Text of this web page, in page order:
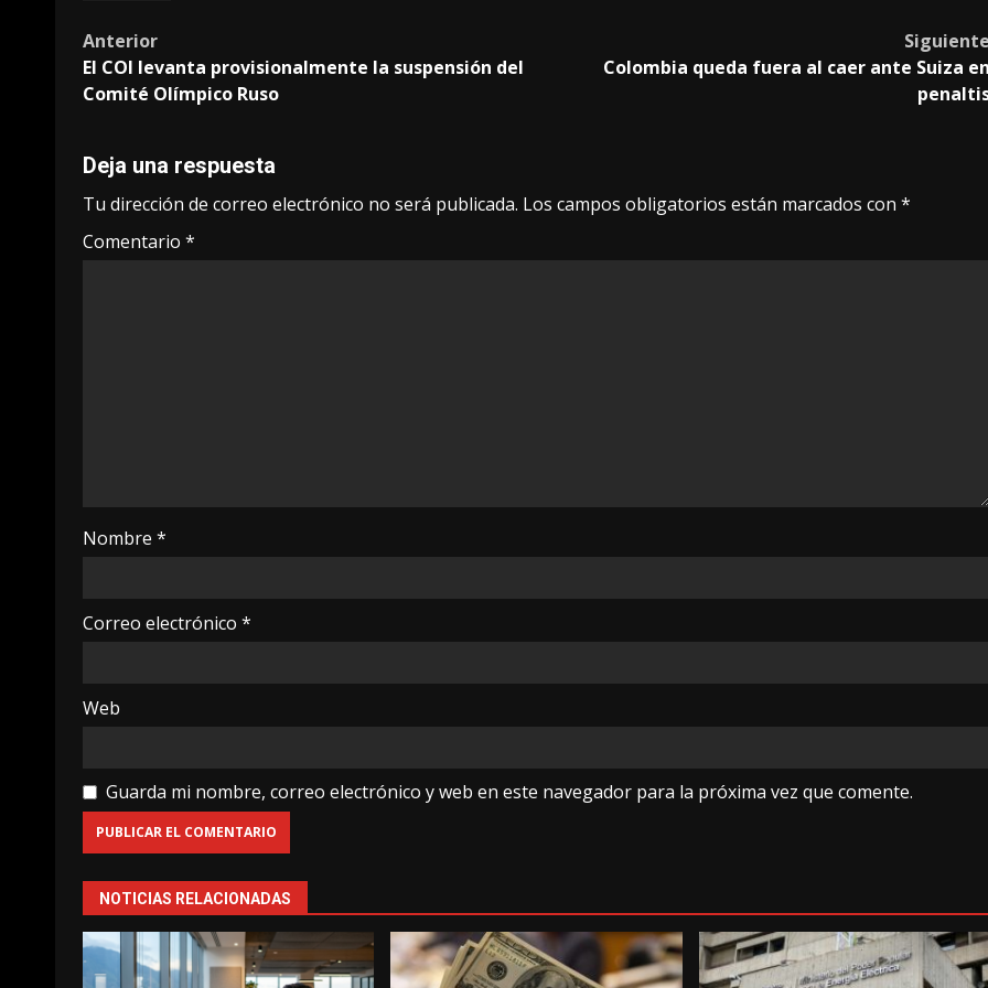
Post
navigation
Anterior
El COI levanta provisionalmente la suspensión del
Comité Olímpico Ruso
Siguiente
Colombia queda fuera al caer ante Suiza en
Deja una respuesta
Tu dirección de correo electrónico no será publicada. Los campos obligatorios están marcados con *
Comentario *
Nombre *
Correo electrónico *
Web
Guarda mi nombre, correo electrónico y web en este navegador para la próxima vez que comente.
NOTICIAS RELACIONADAS